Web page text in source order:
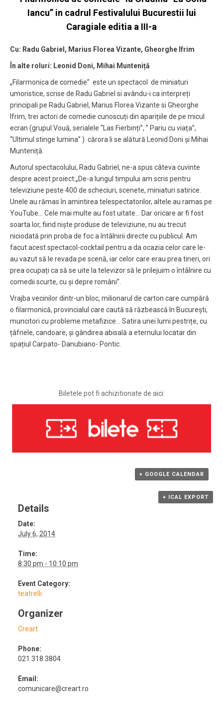
Iancu” in cadrul Festivalului Bucurestii lui
Caragiale editia a III-a
Cu: Radu Gabriel, Marius Florea Vizante, Gheorghe Ifrim
În alte roluri: Leonid Doni, Mihai Munteniță
„Filarmonica de comedie” este un spectacol de miniaturi
umoristice, scrise de Radu Gabriel si avându-i ca interpreți
principali pe Radu Gabriel, Marius Florea Vizante si Gheorghe
Ifrim, trei actori de comedie cunoscuți din aparițiile de pe micul
ecran (grupul Vouă, serialele “Las Fierbinți”, ” Pariu cu viața”,
“Ultimul stinge lumina” ) cărora li se alătură Leonid Doni și Mihai
Munteniță.
Autorul spectacolului, Radu Gabriel, ne-a spus câteva cuvinte
despre acest proiect:„De-a lungul timpului am scris pentru
televiziune peste 400 de scheciuri, scenete, miniaturi satirice.
Unele au rămas în amintirea telespectatorilor, altele au ramas pe
YouTube… Cele mai multe au fost uitate… Dar oricare ar fi fost
soarta lor, fiind niște produse de televiziune, nu au trecut
niciodată prin proba de foc a întâlnirii directe cu publicul. Am
facut acest spectacol-cocktail pentru a da ocazia celor care le-
au vazut să le revada pe scenă, iar celor care erau prea tineri, ori
prea ocupați ca să se uite la televizor să le prilejuim o întâlnire cu
comedii scurte, cu și depre români”.
Vrajba vecinilor dintr-un bloc, milionarul de carton care cumpără
o filarmonică, provincialul care caută să răzbească în București,
muncitori cu probleme metafizice… Satira unei lumi pestrițe, cu
țâfnele, candoare, și gândirea abisală a eternului locatar din
spațiul Carpato- Danubiano- Pontic.
Biletele pot fi achizitionate de aici:
+ GOOGLE CALENDAR
+ ICAL EXPORT
Details
Date:
July 6, 2014
Time:
8:30 pm - 10:10 pm
Event Category:
teatrelli
Organizer
Creart
Phone:
021 318 3804
Email:
comunicare@creart.ro